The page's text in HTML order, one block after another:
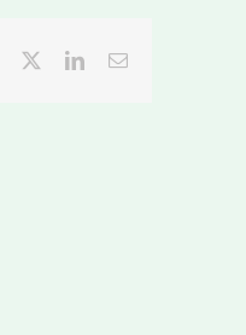
Facebook
TwitterLinkedInEmail